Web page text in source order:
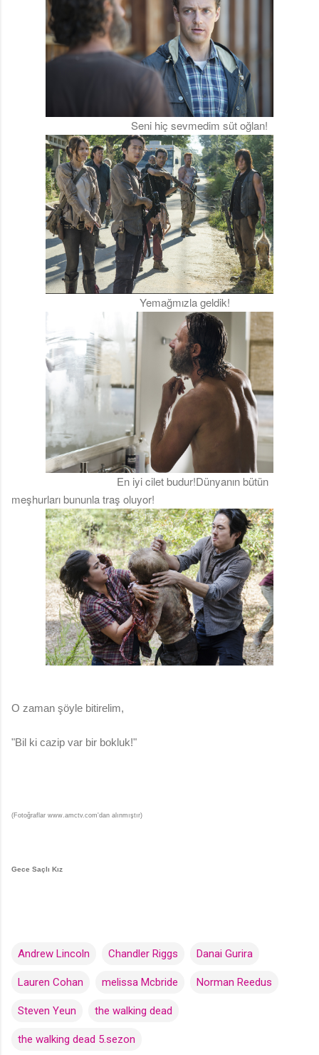
Seni hiç sevmedim süt oğlan!
Yemağmızla geldik!
En iyi cilet budur!Dünyanın bütün
meşhurları bununla traş oluyor!
O zaman şöyle bitirelim,
"Bil ki cazip var bir bokluk!"
(Fotoğraflar www.amctv.com'dan alınmıştır)
Gece Saçlı Kız
Andrew Lincoln Chandler Riggs Danai Gurira
Lauren Cohan melissa Mcbride Norman Reedus
Steven Yeun the walking dead
the walking dead 5.sezon